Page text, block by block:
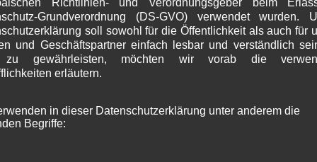
Richtlinien- und Verordnungsgeber beim
Grundverordnung (DS-GVO) verwendet wurden.
soll sowohl für die Öffentlichkeit als auch für
und Geschäftspartner einfach lesbar und verständlich
gewährleisten, möchten wir vorab die
erläutern.
in dieser Datenschutzerklärung unter anderem die
Begriffe: